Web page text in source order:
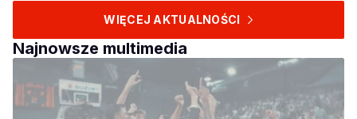
WIĘCEJ AKTUALNOŚCI
Najnowsze multimedia